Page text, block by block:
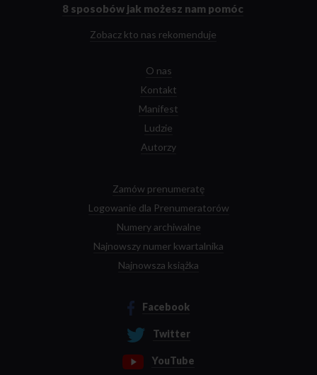
8 sposobów jak możesz nam pomóc
Zobacz kto nas rekomenduje
O nas
Kontakt
Manifest
Ludzie
Autorzy
Zamów prenumeratę
Logowanie dla Prenumeratorów
Numery archiwalne
Najnowszy numer kwartalnika
Najnowsza książka
Facebook
Twitter
YouTube